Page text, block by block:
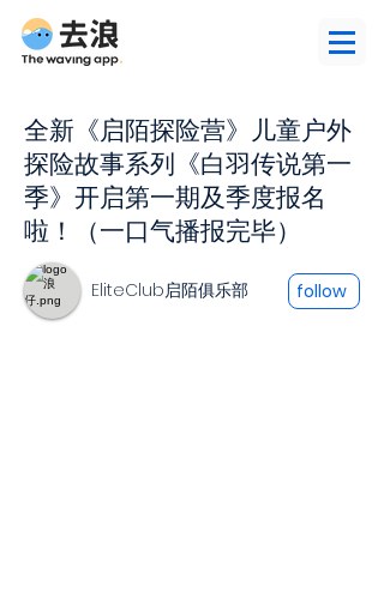
全新《启陌探险营》儿童户外
探险故事系列《白羽传说第一
季》开启第一期及季度报名
啦！（一口气播报完毕）
EliteClub启陌俱乐部 follow